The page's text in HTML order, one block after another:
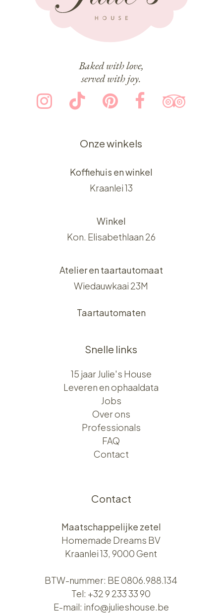
Baked with love,
served with joy.
Onze winkels
Koffiehuis en winkel
Kraanlei 13
Winkel
Kon. Elisabethlaan 26
Atelier en taartautomaat
Wiedauwkaai 23M
Taartautomaten
Snelle links
15 jaar Julie's House
Leveren en ophaaldata
Jobs
Over ons​​
Professionals
FAQ
Contact
Contact
Maatschappelijke zetel
Homemade Dreams BV
Kraanlei 13, 9000 Gent
BTW-nummer: BE 0806.988.134
Tel: +32 9 233 33 90
E-mail: info@julieshouse.be